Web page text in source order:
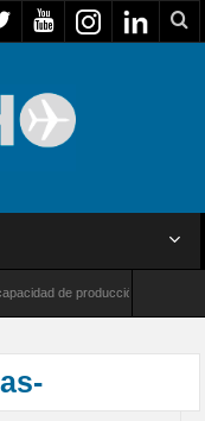
de producción de radares